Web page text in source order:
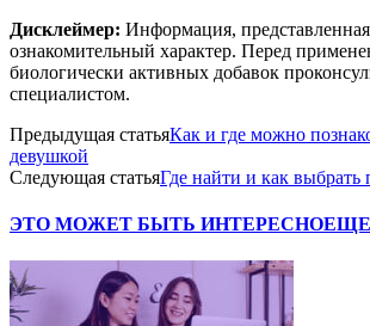
Дисклеймер: Информация, представленная
ознакомительный характер. Перед
биологически активных добавок
специалистом.
Предыдущая статьяКак и где можно
девушкой
Следующая статьяГде найти и как выбрать
ЭТО МОЖЕТ БЫТЬ ИНТЕРЕСНОЕЩЕ